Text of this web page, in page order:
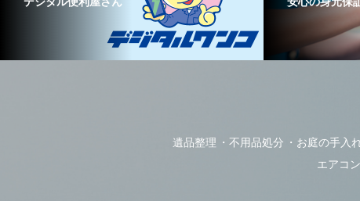
遺品整理 不用品処分 お庭の手入
エアコ